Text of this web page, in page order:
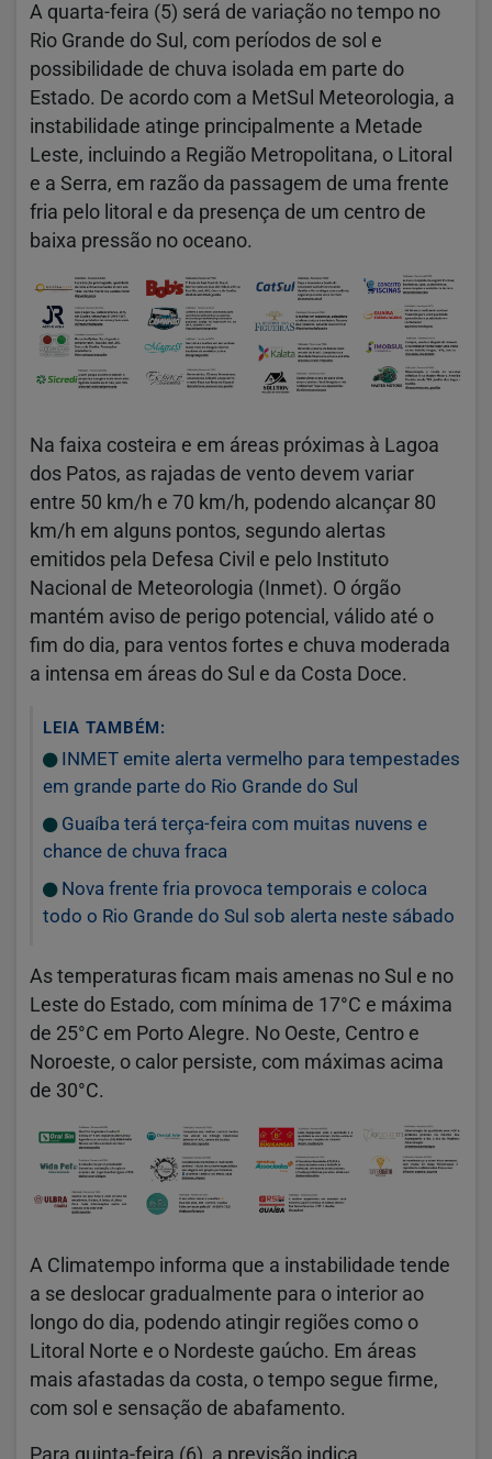
A quarta-feira (5) será de variação no tempo no
Rio Grande do Sul, com períodos de sol e
possibilidade de chuva isolada em parte do
Estado. De acordo com a MetSul Meteorologia, a
instabilidade atinge principalmente a Metade
Leste, incluindo a Região Metropolitana, o Litoral
e a Serra, em razão da passagem de uma frente
fria pelo litoral e da presença de um centro de
baixa pressão no oceano.
Na faixa costeira e em áreas próximas à Lagoa
dos Patos, as rajadas de vento devem variar
entre 50 km/h e 70 km/h, podendo alcançar 80
km/h em alguns pontos, segundo alertas
emitidos pela Defesa Civil e pelo Instituto
Nacional de Meteorologia (Inmet). O órgão
mantém aviso de perigo potencial, válido até o
fim do dia, para ventos fortes e chuva moderada
a intensa em áreas do Sul e da Costa Doce.
LEIA TAMBÉM:
INMET emite alerta vermelho para tempestades
em grande parte do Rio Grande do Sul
Guaíba terá terça-feira com muitas nuvens e
chance de chuva fraca
Nova frente fria provoca temporais e coloca
todo o Rio Grande do Sul sob alerta neste sábado
As temperaturas ficam mais amenas no Sul e no
Leste do Estado, com mínima de 17°C e máxima
de 25°C em Porto Alegre. No Oeste, Centro e
Noroeste, o calor persiste, com máximas acima
de 30°C.
A Climatempo informa que a instabilidade tende
a se deslocar gradualmente para o interior ao
longo do dia, podendo atingir regiões como o
Litoral Norte e o Nordeste gaúcho. Em áreas
mais afastadas da costa, o tempo segue firme,
com sol e sensação de abafamento.